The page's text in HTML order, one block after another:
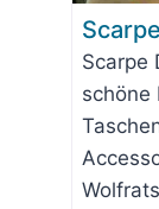
Scarpe
schöne